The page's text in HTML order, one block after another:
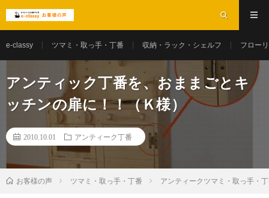
e-classy ツマミ・取っ手・丁番 収納・ラック・シェルフ フロー
アンティック丁番を、おままごとキ
ッチンの扉に！！（Ｋ様）
2010.10.01 アンティーク丁番
お客様の声 ツマミ・取っ手・丁番 アンティークツマミ・取っ手・